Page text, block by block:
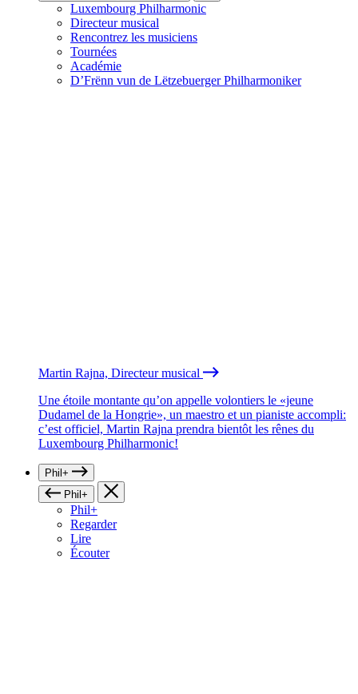
Luxembourg Philharmonic
Directeur musical
Rencontrez les musiciens
Tournées
Académie
D’Frënn vun de Lëtzebuerger Philharmoniker
Martin Rajna, Directeur musical
Une étoile montante qu’on appelle volontiers le «jeune
Dudamel de la Hongrie», un maestro et un pianiste accompli:
c’est officiel, Martin Rajna prendra bientôt les rênes du
Luxembourg Philharmonic!
Phil+
Phil+
Phil+
Regarder
Lire
Écouter